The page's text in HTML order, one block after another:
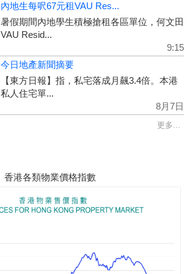
內地生每呎67元租VAU Res...
暑假期間內地學生積極搶租各區單位，何文田
VAU Resid...
9:15
今日地產新聞摘要
【東方日報】指，私宅落成月飆3.4倍。本港
私人住宅單...
8月7日
更多...
香港各類物業價格指數